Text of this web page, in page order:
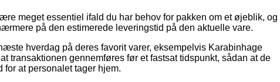
meget essentiel ifald du har behov for pakken om et øjeblik, og
på den estimerede leveringstid på den aktuelle vare.
hverdag på deres favorit varer, eksempelvis Karabinhage
transaktionen gennemføres før et fastsat tidspunkt, sådan at de
for at personalet tager hjem.